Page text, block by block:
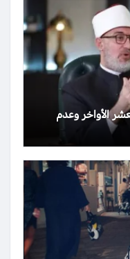
الأواخر وعدم